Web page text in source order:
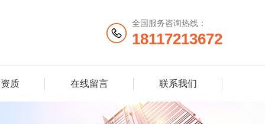
全国服务咨询热线：
18117213672
质 在线留言 联系我们